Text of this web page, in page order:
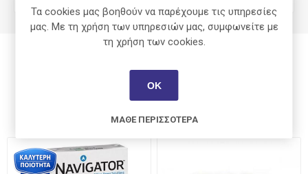
Οι πελάτες που αγόρασαν αυτό το
Τα cookies μας βοηθούν να παρέχουμε τις υπηρεσίες
μας. Με τη χρήση των υπηρεσιών μας, συμφωνείτε με
τη χρήση των cookies.
ΟΚ
ΜΆΘΕ ΠΕΡΙΣΣΌΤΕΡΑ